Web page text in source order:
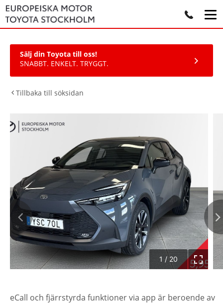
Sälj din Toyota till oss!
SNABBT. ENKELT. TRYGGT.
Tillbaka till söksidan
1 /20
eCall och fjärrstyrda funktioner via app är beroende av